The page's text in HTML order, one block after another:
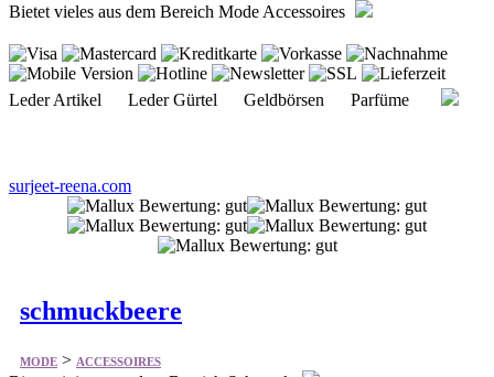
Bietet vieles aus dem Bereich Mode Accessoires
Leder Artikel Leder Gürtel Geldbörsen Parfüme
surjeet-reena.com
schmuckbeere
MODE > ACCESSOIRES